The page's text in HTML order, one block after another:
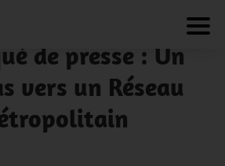
de presse : Un
vers un Réseau